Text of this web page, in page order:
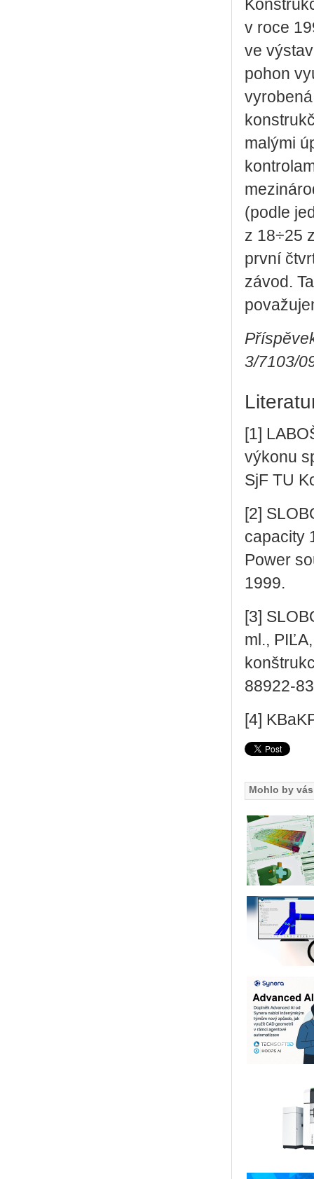
v roce
ve
pohon
malými
(podle
z 18÷25
první
závod.
3/7103/
[1]
výkonu
SjF TU
[2]
capacity
Power
1999.
[3]
ml.,
88922-
[4]
Mohlo by